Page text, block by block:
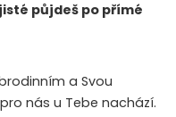
půjdeš po přímé
a Svou
nás u Tebe nachází.